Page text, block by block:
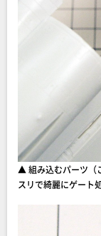
▲ 組み込むパーツ（
スリで綺麗にゲート